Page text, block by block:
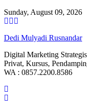
Sunday, August 09, 2026
Dedi Mulyadi Rusnandar
Digital Marketing
Privat, Kursus,
WA : 0857.2200.8586